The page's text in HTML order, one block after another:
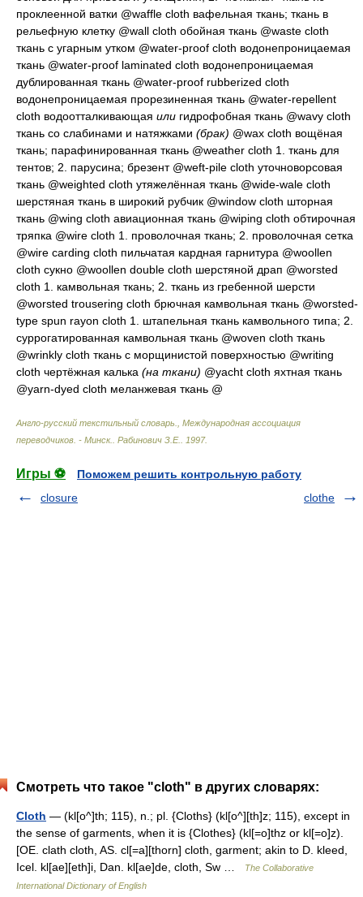
проклеенной ватки @waffle cloth вафельная ткань; ткань в
рельефную клетку @wall cloth обойная ткань @waste cloth
ткань с угарным утком @water-proof cloth водонепроницаемая
ткань @water-proof laminated cloth водонепроницаемая
дублированная ткань @water-proof rubberized cloth
водонепроницаемая прорезиненная ткань @water-repellent
cloth водоотталкивающая или гидрофобная ткань @wavy cloth
ткань со слабинами и натяжками (брак) @wax cloth вощёная
ткань; парафинированная ткань @weather cloth 1. ткань для
тентов; 2. парусина; брезент@weft-pile cloth уточноворсовая
ткань @weighted cloth утяжелённая ткань @wide-wale cloth
шерстяная ткань в широкий рубчик @window cloth шторная
ткань @wing cloth авиационная ткань @wiping cloth обтирочная
тряпка @wire cloth 1. проволочная ткань; 2. проволочная сетка
@wire carding cloth пильчатая кардная гарнитура @woollen
cloth сукно @woollen double cloth шерстяной драп @worsted
cloth 1. камвольная ткань; 2. ткань из гребенной шерсти
@worsted trousering cloth брючная камвольная ткань @worsted-
type spun rayon cloth 1. штапельная ткань камвольного типа; 2.
суррогатированная камвольная ткань @woven cloth ткань
@wrinkly cloth ткань с морщинистой поверхностью @writing
cloth чертёжная калька (на ткани) @yacht cloth яхтная ткань
@yarn-dyed cloth меланжевая ткань @
Англо-русский текстильный словарь., Международная ассоциация
переводчиков. - Минск.
Рабинович З.Е. 1997.
Игры ⚽
Поможем решить контрольную работу
closure
clothe
Смотреть что такое "cloth" в других словарях:
Cloth — (kl[o^]th; 115), n.; pl. {Cloths} (kl[o^][th]z; 115), except in
the sense of garments, when it is {Clothes} (kl[=o]thz or kl[=o]z).
[OE. clath cloth, AS. cl[=a][thorn] cloth, garment; akin to D. kleed,
Icel. kl[ae][eth]i, Dan. kl[ae]de, cloth, Sw …
The Collaborative
International Dictionary of English